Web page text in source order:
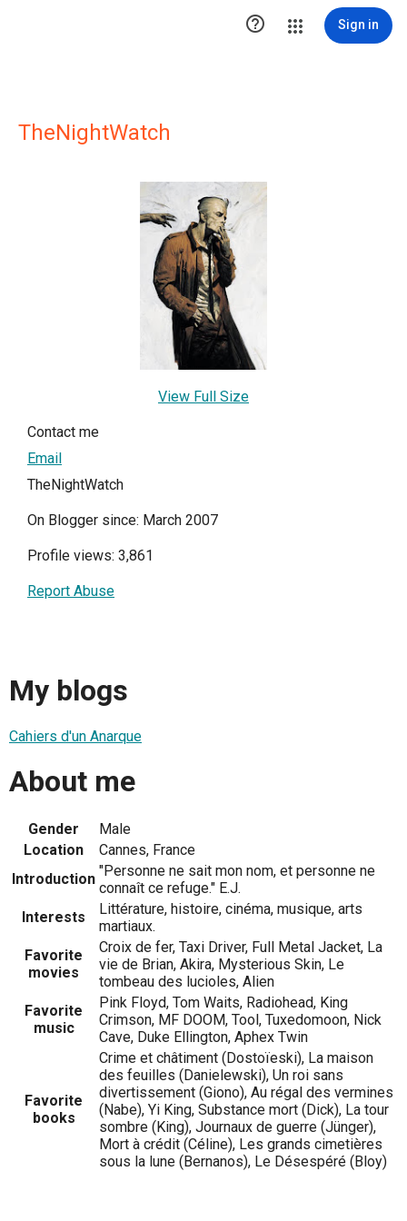
 Sign in
TheNightWatch
View Full Size
Contact me
Email
TheNightWatch
On Blogger since: March 2007
Profile views: 3,861
Report Abuse
My blogs
Cahiers d'un Anarque
About me
Gender
Male
Location
Cannes, France
Introduction "Personne ne sait mon nom, et personne ne
connaît ce refuge." E.J.
Interests
Littérature, histoire, cinéma, musique, arts
martiaux.
Favorite
movies
Croix de fer, Taxi Driver, Full Metal Jacket, La
vie de Brian, Akira, Mysterious Skin, Le
tombeau des lucioles, Alien
Favorite
music
Pink Floyd, Tom Waits, Radiohead, King
Crimson, MF DOOM, Tool, Tuxedomoon, Nick
Cave, Duke Ellington, Aphex Twin
Favorite
books
Crime et châtiment (Dostoïeski), La maison
des feuilles (Danielewski), Un roi sans
divertissement (Giono), Au régal des vermines
(Nabe), Yi King, Substance mort (Dick), La tour
sombre (King), Journaux de guerre (Jünger),
Mort à crédit (Céline), Les grands cimetières
sous la lune (Bernanos), Le Désespéré (Bloy)